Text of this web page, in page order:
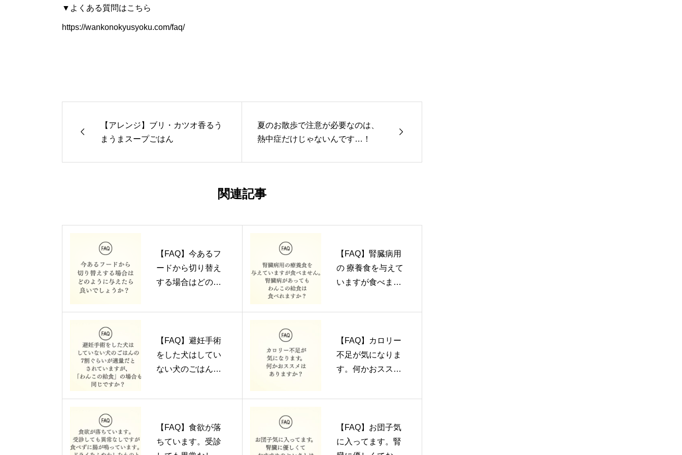
▼よくある質問はこちら
https://wankonokyusyoku.com/faq/

【アレンジ】ブリ・カツオ香るう
まうまスープごはん
夏のお散歩で注意が必要なのは、
熱中症だけじゃないんです…！

関連記事
【FAQ】今あるフ
ードから切り替え
する場合はどのよ
でしょうか？
【FAQ】腎臓病用
の 療養食を与えて
いますが食べませ
てもわんこの給食
【FAQ】避妊手術
をした犬はしてい
ない犬のごはんの7
とされています
食」の場合も同じ
ですか？
【FAQ】カロリー
不足が気になりま
す。何かおススメ
【FAQ】食欲が落
ちています。受診
【FAQ】お団子気
に入ってます。腎